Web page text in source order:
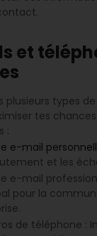
et
plusieurs types
tes
:
e-mail
et les
e-mail
pour la
de téléphone :